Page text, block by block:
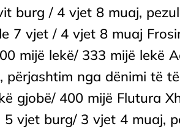
burg / 4 vjet 8 muaj,
7 vjet / 4 vjet 8 muaj
mijë lekë/ 333 mijë lekë
përjashtim nga dënimi të
gjobë/ 400 mijë Flutura
5 vjet burg/ 3 vjet 4 muaj,